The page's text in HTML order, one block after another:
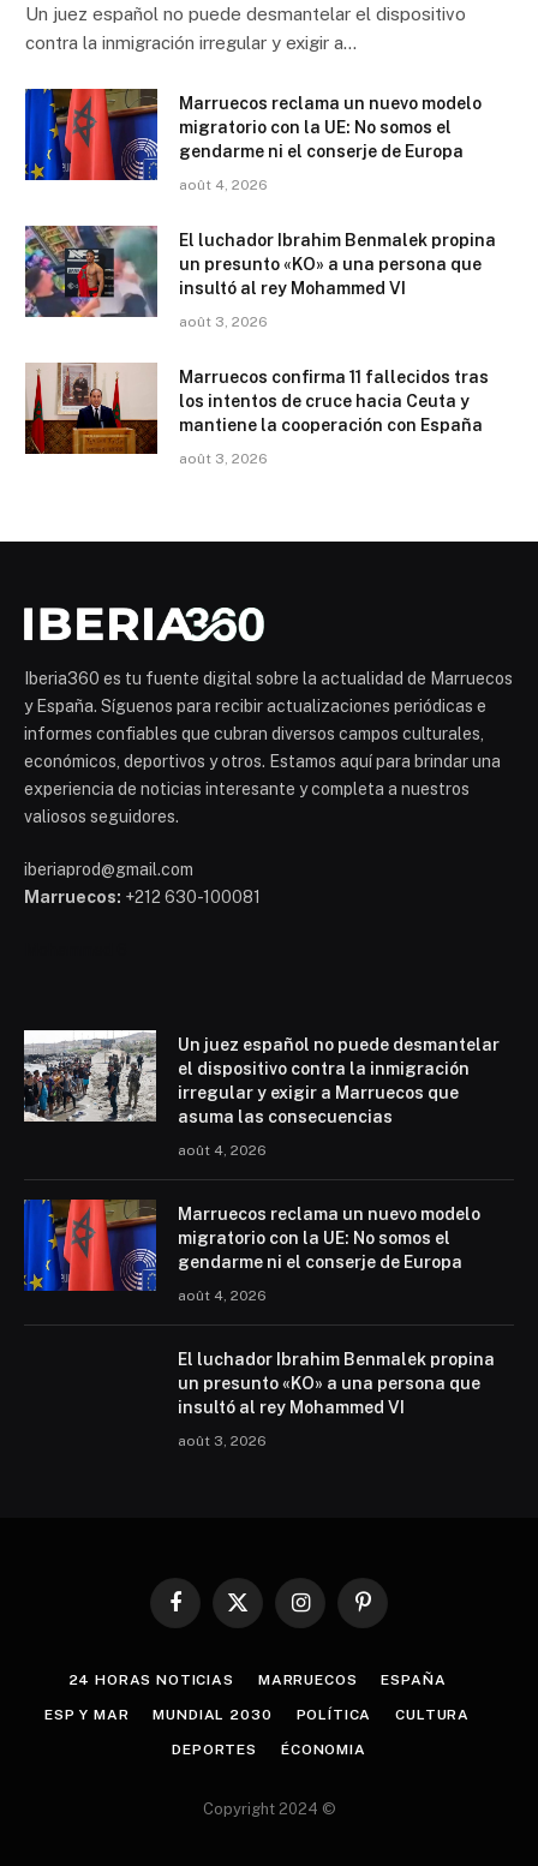
Un juez español no puede desmantelar el dispositivo
contra la inmigración irregular y exigir a…
Marruecos reclama un nuevo modelo
migratorio con la UE: No somos el
gendarme ni el conserje de Europa
août 4, 2026
El luchador Ibrahim Benmalek propina
un presunto «KO» a una persona que
insultó al rey Mohammed VI
août 3, 2026
Marruecos confirma 11 fallecidos tras
los intentos de cruce hacia Ceuta y
mantiene la cooperación con España
août 3, 2026
Iberia360 es tu fuente digital sobre la actualidad de Marruecos
y España. Síguenos para recibir actualizaciones periódicas e
informes confiables que cubran diversos campos culturales,
económicos, deportivos y otros. Estamos aquí para brindar una
experiencia de noticias interesante y completa a nuestros
valiosos seguidores.
iberiaprod@gmail.com
Marruecos: +212 630-100081
Un juez español no puede desmantelar
el dispositivo contra la inmigración
irregular y exigir a Marruecos que
asuma las consecuencias
août 4, 2026
Marruecos reclama un nuevo modelo
migratorio con la UE: No somos el
gendarme ni el conserje de Europa
août 4, 2026
El luchador Ibrahim Benmalek propina
un presunto «KO» a una persona que
insultó al rey Mohammed VI
août 3, 2026
Facebook
X
InstagramPinterest
24 HORAS NOTICIAS MARRUECOS ESPAÑA
ESP Y MAR MUNDIAL 2030 POLÍTICA CULTURA
DEPORTES ÉCONOMIA
Copyright 2024 ©